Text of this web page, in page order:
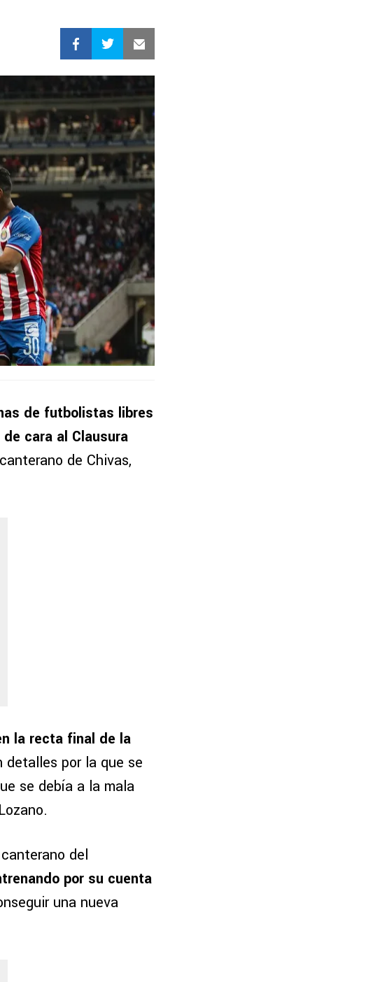
de futbolistas libres
cara al Clausura
de Chivas,
la recta final de la
detalles por la que se
se debía a la mala
del
por su cuenta
una nueva